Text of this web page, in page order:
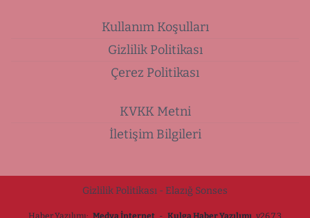
Kullanım Koşulları
Gizlilik Politikası
Çerez Politikası
KVKK Metni
İletişim Bilgileri
Gizlilik Politikası - Elazığ Sonses